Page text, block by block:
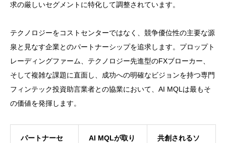
求の厳しいセグメントに特化して調整されています。
テクノロジーをコストセンターではなく、競争優位性の主要な源
泉と見なす企業とのパートナーシップを追求します。プロップト
レーディングファーム、テクノロジー先進型のFXブローカー、
そして複雑な課題に直面し、成功への明確なビジョンを持つ専門
フィンテック投資助言業者との協業において、AI MQLは最もそ
の価値を発揮します。
パートナーセ
AI MQLが取り
共創されるソ